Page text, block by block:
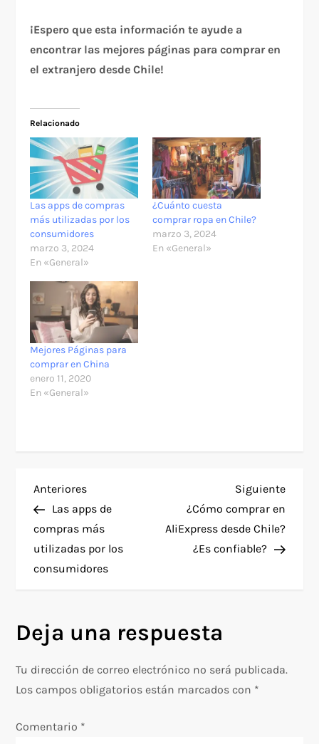
¡Espero que esta información te ayude a
encontrar las mejores páginas para comprar en
el extranjero desde Chile!
Relacionado
Las apps de compras
más utilizadas por los
consumidores
marzo 3, 2024
En «General»
¿Cuánto cuesta
comprar ropa en Chile?
marzo 3, 2024
En «General»
Mejores Páginas para
comprar en China
enero 11, 2020
En «General»
N
a
v
g
a
c
i
Entrada
anterior
Anteriores
Las apps de
compras más
utilizadas por los
consumidores
Siguiente
¿Cómo comprar en
AliExpress desde Chile?
¿Es confiable?
Deja una respuesta
Tu dirección de correo electrónico no será publicada.
Los campos obligatorios están marcados con *
Comentario *